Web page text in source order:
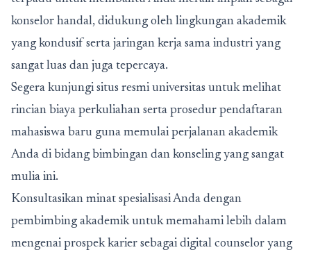
konselor handal, didukung oleh lingkungan akademik
yang kondusif serta jaringan kerja sama industri yang
sangat luas dan juga tepercaya.
Segera kunjungi situs resmi universitas untuk melihat
rincian biaya perkuliahan serta prosedur pendaftaran
mahasiswa baru guna memulai perjalanan akademik
Anda di bidang bimbingan dan konseling yang sangat
mulia ini.
Konsultasikan minat spesialisasi Anda dengan
pembimbing akademik untuk memahami lebih dalam
mengenai prospek karier sebagai digital counselor yang